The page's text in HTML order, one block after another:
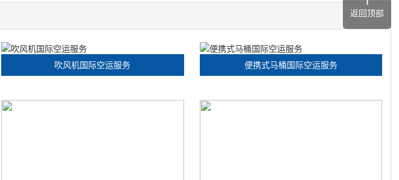
吹风机国际空运服务 便携式马桶国际空运服务
返回顶部